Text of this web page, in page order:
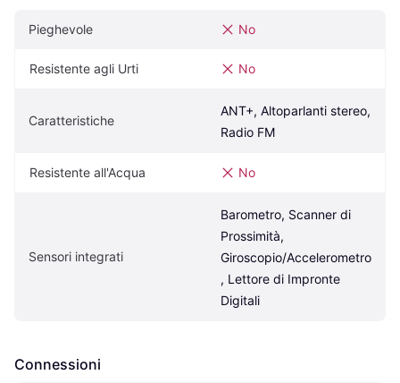
Pieghevole No
Resistente agli Urti No
Caratteristiche
ANT+, Altoparlanti stereo,
Radio FM
Resistente all'Acqua No
Sensori integrati
Barometro, Scanner di
Prossimità,
Giroscopio/Accelerometro
, Lettore di Impronte
Digitali
Connessioni